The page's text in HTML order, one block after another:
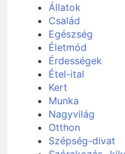
Állatok
Család
Egészség
Életmód
Érdességek
Étel-ital
Kert
Munka
Nagyvilág
Otthon
Szépség-divat